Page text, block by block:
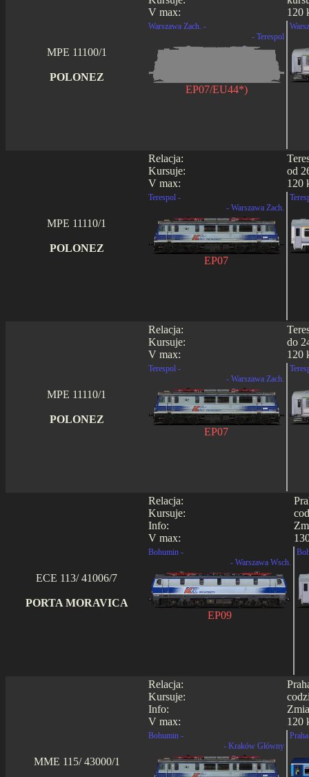
V max:
120
MPE 11100/1
POLONEZ
Warszawa Zach. -
- Terespol
EP07/EU44*)
Relacja:
Kursuje:
V max:
od
120
MPE 11110/1
POLONEZ
Terespol -
- Warszawa Zach.
EP07
Relacja:
Kursuje:
V max:
do
120
MPE 11110/1
POLONEZ
Terespol -
- Warszawa Zach.
EP07
Relacja:
Kursuje:
Info:
V max:
ECE 113/ 41006/7
PORTA MORAVICA
Bohumin -
- Warszawa Wsch.
EP09
Relacja:
Kursuje:
Info:
V max:
120
MME 115/ 43000/1
Bohumin -
- Kraków Główny